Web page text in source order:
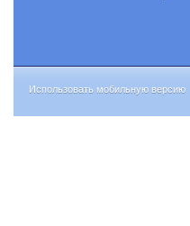
Использовать мобильную версию